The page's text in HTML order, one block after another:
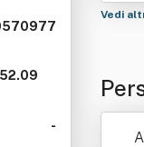
-
Vedi